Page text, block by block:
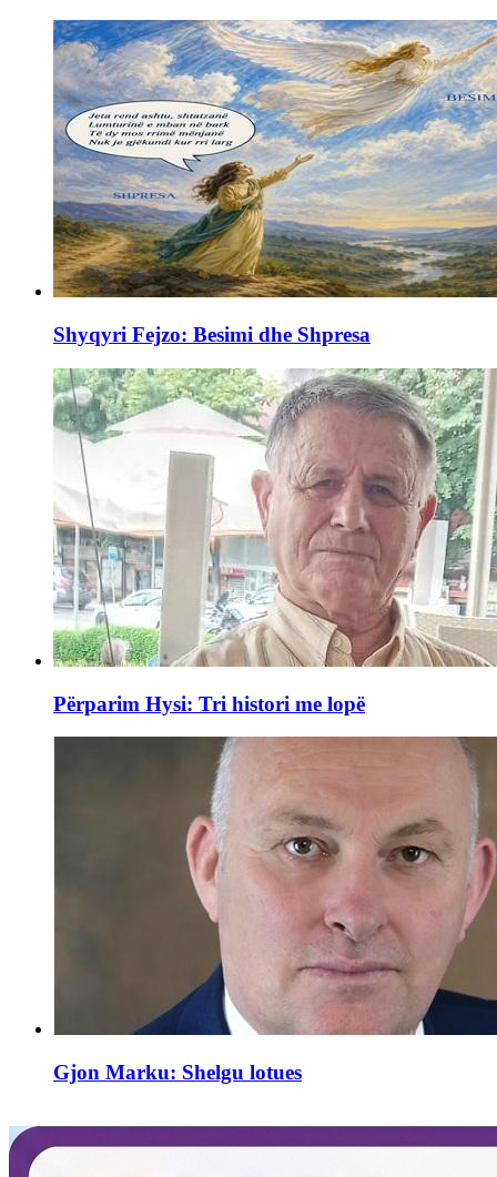
Shyqyri Fejzo: Besimi dhe Shpresa
Përparim Hysi: Tri histori me lopë
Gjon Marku: Shelgu lotues